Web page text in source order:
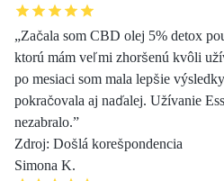
„Začala som CBD olej 5% detox
ktorú mám veľmi zhoršenú kvôli
po mesiaci som mala lepšie
pokračovala aj naďalej. Užívanie
nezabralo.”
Zdroj: Došlá korešpondencia
Simona K.